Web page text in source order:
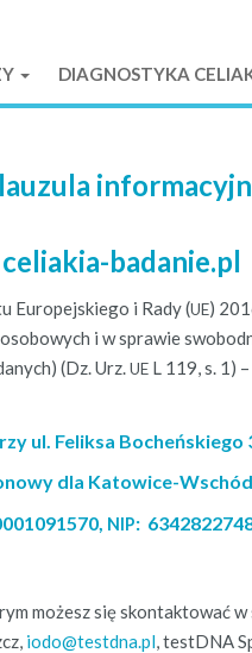
DIAGNOSTYKA
celiakia-badanie.pl
Europe­jskiego i Rady (UE)
i w spraw­ie
(Dz. Urz.UEL 119, s. 1)
ul. Feliksa
dla Katowice-
NIP:
możesz się skon­tak­tować
iodo@testdna.pl, testD­NA